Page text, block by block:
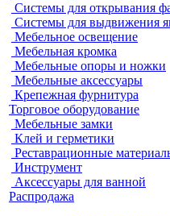
Системы для открывания
Системы для выдвижения
Мебельное освещение
Мебельная кромка
Мебельные опоры и ножки
Мебельные аксессуары
Крепежная фурнитура
Торговое оборудование
Мебельные замки
Клей и герметики
Реставрационные
Инструмент
Аксессуары для ванной
Распродажа